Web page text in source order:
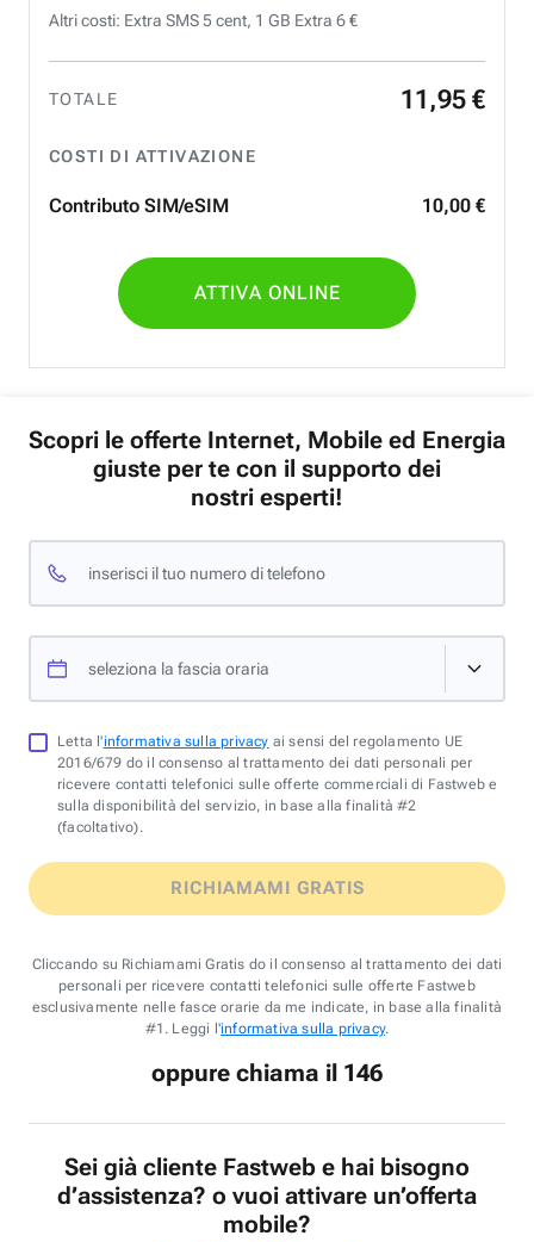
Altri costi: Extra SMS 5 cent, 1 GB Extra 6 €
TOTALE 11 ,95 €
COSTI DI ATTIVAZIONE
Contributo SIM/eSIM 10,00 €
ATTIVA ONLINE
Scopri le offerte Internet, Mobile ed Energia
giuste per te con il supporto dei
nostri esperti!
inserisci il tuo numero di telefono
seleziona la fascia oraria
Letta l'informativa sulla privacy ai sensi del regolamento UE
2016/679 do il consenso al trattamento dei dati personali per
ricevere contatti telefonici sulle offerte commerciali di Fastweb e
sulla disponibilità del servizio, in base alla finalità #2
(facoltativo).
RICHIAMAMI GRATIS
Cliccando su Richiamami Gratis do il consenso al trattamento dei dati
personali per ricevere contatti telefonici sulle offerte Fastweb
esclusivamente nelle fasce orarie da me indicate, in base alla finalità
#1. Leggi l'informativa sulla privacy.
oppure chiama il 146
Sei già cliente Fastweb e hai bisogno
d’assistenza? o vuoi attivare un’offerta
mobile?